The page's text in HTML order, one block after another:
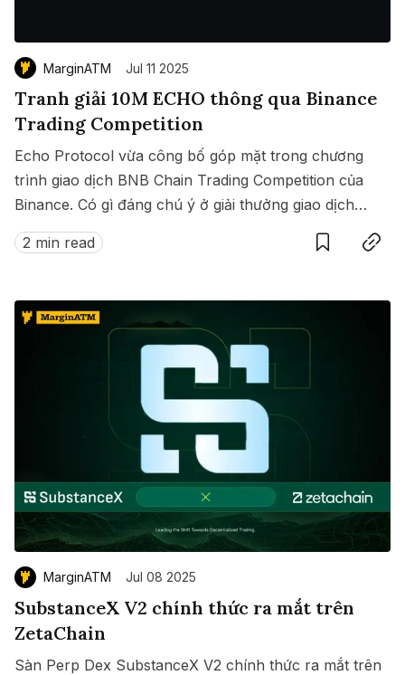
MarginATM Jul 11 2025
Tranh giải 10M ECHO thông qua Binance
Trading Competition
Echo Protocol vừa công bố góp mặt trong chương
trình giao dịch BNB Chain Trading Competition của
Binance. Có gì đáng chú ý ở giải thưởng giao dịch
này?
2 min read
SaveCopy link
MarginATM Jul 08 2025
SubstanceX V2 chính thức ra mắt trên
ZetaChain
Sàn Perp Dex SubstanceX V2 chính thức ra mắt trên